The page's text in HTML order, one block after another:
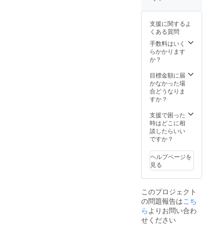
をお申
し込み
後にお
送りし
ます。
板をは
す。 と
きがわ
の食材
をたっ
昼食付
き 2022
年11月
（雨天
でも実
施予
定） 建
修方法
を学ぶ
【断熱
建具
ワーク
ショッ
プ 参
加権 プ
ロの大
障子
熱性能
がグン
と上が
る断熱
障子に
しま
す。 と
きがわ
の食材
ぷり
使った
昼食付
き ※場
玉県と
きがわ
町（参
加者ご
お越し
くださ
い） ※
大人
（高校
支援に関するよ
くある質問
手数料はいく
らかかります
か？
目標金額に届
かなかった場
合どうなりま
すか？
支援で困った
時はどこに相
談したらいい
ですか？
ヘルプページを
見る
このプロジェクト
の問題報告はこち
ら よりお問い合わ
せください